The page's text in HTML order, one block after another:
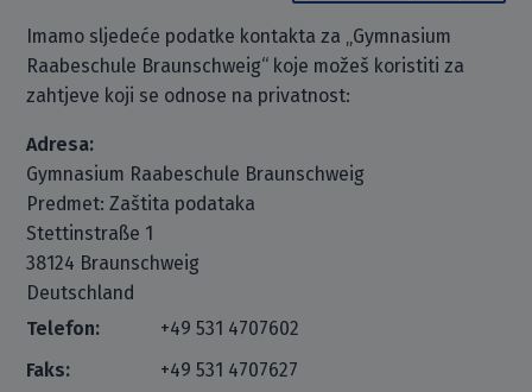
Imamo sljedeće podatke kontakta za „Gymnasium
Raabeschule Braunschweig“ koje možeš koristiti za
zahtjeve koji se odnose na privatnost:
Adresa:
Gymnasium Raabeschule Braunschweig
Predmet: Zaštita podataka
Stettinstraße 1
38124 Braunschweig
Deutschland
Telefon:
+49 531 4707602
Faks:
+49 531 4707627